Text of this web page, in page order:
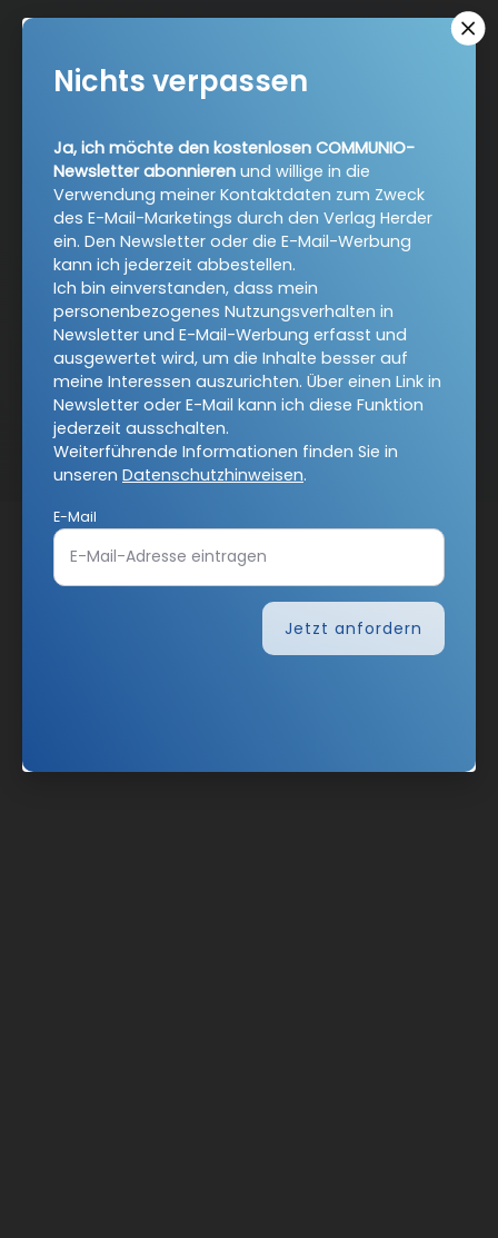
Nach oben
Nichts verpassen
Ja, ich möchte den kostenlosen COMMUNIO-
Newsletter abonnieren und willige in die
Verwendung meiner Kontaktdaten zum Zweck
des E-Mail-Marketings durch den Verlag Herder
ein. Den Newsletter oder die E-Mail-Werbung
kann ich jederzeit abbestellen.
Ich bin einverstanden, dass mein
personenbezogenes Nutzungsverhalten in
Newsletter und E-Mail-Werbung erfasst und
ausgewertet wird, um die Inhalte besser auf
meine Interessen auszurichten. Über einen Link in
Newsletter oder E-Mail kann ich diese Funktion
jederzeit ausschalten.
Weiterführende Informationen finden Sie in
unseren Datenschutzhinweisen.
E-Mail
Jetzt anfordern